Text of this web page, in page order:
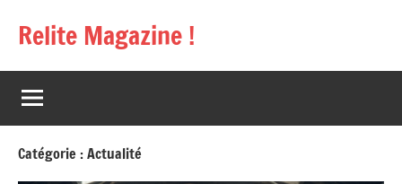
Relite Magazine !
Catégorie :Actualité